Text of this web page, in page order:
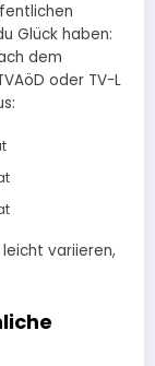
Glück haben:
dem
oder TV-L
leicht variieren,